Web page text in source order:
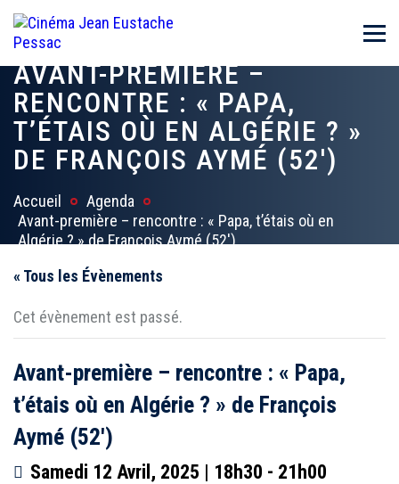
AVANT-PREMIÈRE –
RENCONTRE : « PAPA,
T’ÉTAIS OÙ EN ALGÉRIE ? »
DE FRANÇOIS AYMÉ (52′)
Accueil
Agenda
Avant-première – rencontre : « Papa, t’étais où en
Algérie ? » de François Aymé (52′)
« Tous les Évènements
Cet évènement est passé.
Avant-première – rencontre : « Papa,
t’étais où en Algérie ? » de François
Aymé (52′)
Samedi 12 Avril, 2025 | 18h30 - 21h00